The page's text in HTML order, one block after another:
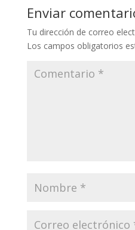
Enviar
Tu dirección de correo
Los campos obligatorios